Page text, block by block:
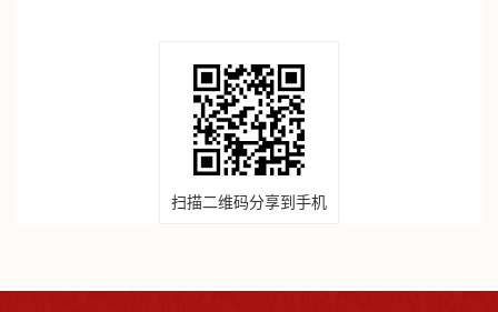
扫描二维码分享到手机